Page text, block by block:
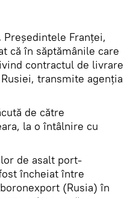
Președintele Franței,
că în săptămânile care
contractul de livrare
transmite agenția
de către
la o întâlnire cu
de asalt port-
încheiat între
(Rusia) în